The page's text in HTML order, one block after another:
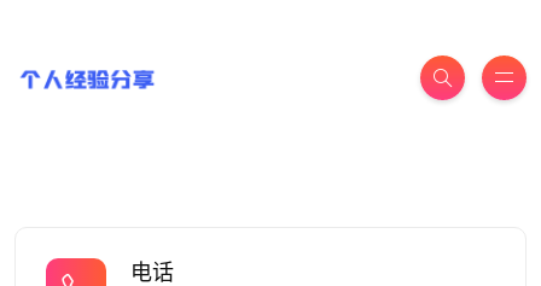
电话